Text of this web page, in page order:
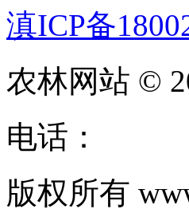
滇ICP备
农林网站 ©
电话：
版权所有